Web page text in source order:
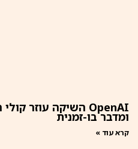
ומדבר בו-זמנית
קרא עוד »